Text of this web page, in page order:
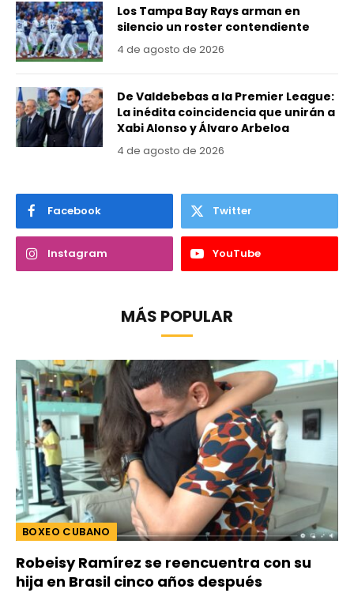
Los Tampa Bay Rays arman en
silencio un roster contendiente
4 de agosto de 2026
De Valdebebas a la Premier League:
La inédita coincidencia que unirán a
Xabi Alonso y Álvaro Arbeloa
4 de agosto de 2026
Facebook Twitter
Instagram YouTube
MÁS POPULAR
BOXEO CUBANO
Robeisy Ramírez se reencuentra con su
hija en Brasil cinco años después